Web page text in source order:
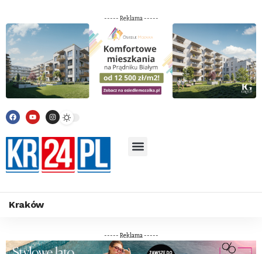
----- Reklama -----
Kraków
----- Reklama -----